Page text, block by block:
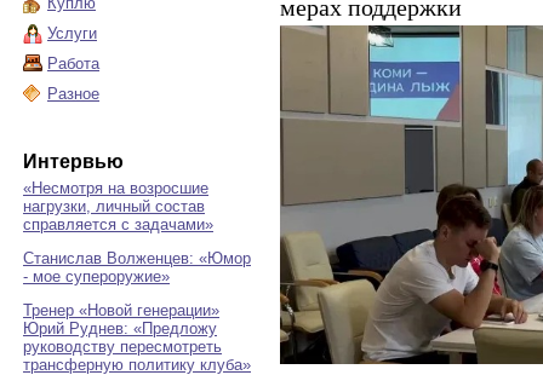
Услуги
Работа
Разное
Интервью
«Несмотря на возросшие
нагрузки, личный состав
справляется с задачами»
Станислав Волженцев: «Юмор
- мое супероружие»
Тренер «Новой генерации»
Юрий Руднев: «Предложу
руководству пересмотреть
трансферную политику клуба»
мерах поддержки